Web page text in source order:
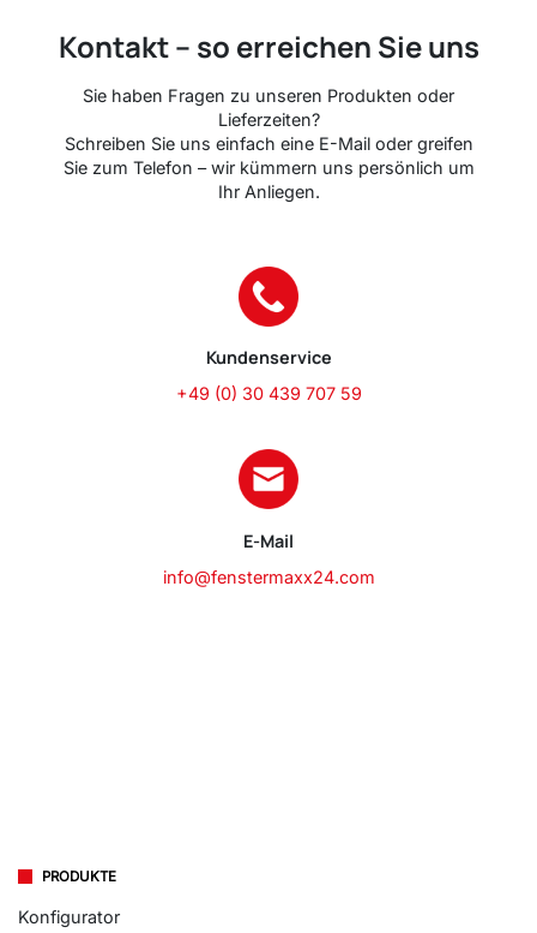
Kontakt – so erreichen Sie uns
Sie haben Fragen zu unseren Produkten oder
Lieferzeiten?
Schreiben Sie uns einfach eine E-Mail oder greifen
Sie zum Telefon – wir kümmern uns persönlich um
Ihr Anliegen.
Kundenservice
+49 (0) 30 439 707 59
E-Mail
info@fenstermaxx24.com
PRODUKTE
Konfigurator